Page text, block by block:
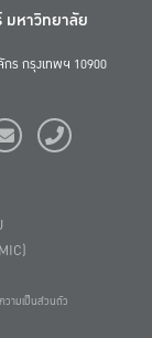
มหาวิทยาลัย
กร กรุงเทพฯ 10900
วามเป็นส่วนตัว